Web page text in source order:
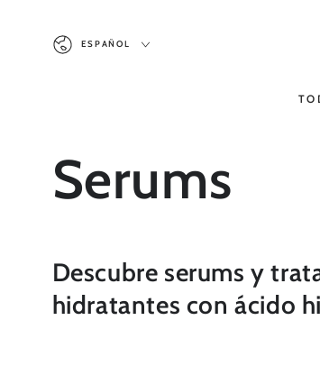
IdiomaESPAÑOL
Colección:
Serums
Descubre serums y
hidratantes con ácido